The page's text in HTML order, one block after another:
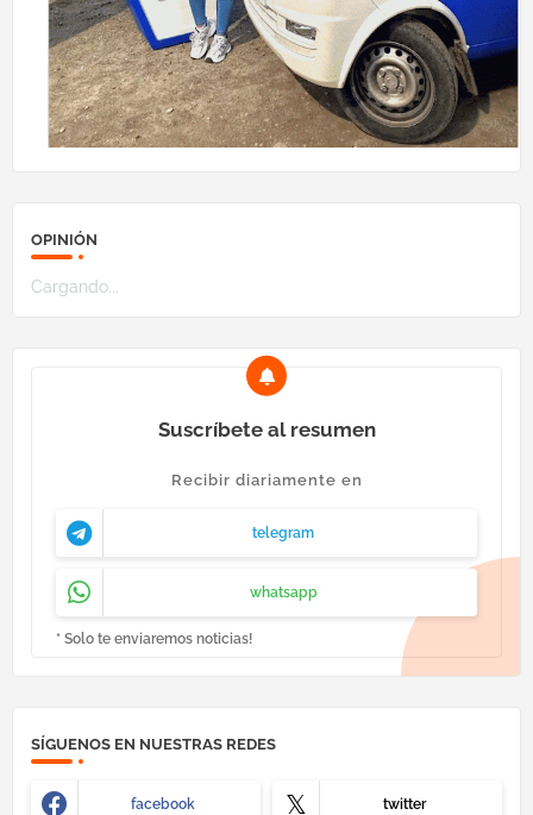
OPINIÓN
Cargando...
Suscríbete al resumen
Recibir diariamente en
telegram
whatsapp
* Solo te enviaremos noticias!
SÍGUENOS EN NUESTRAS REDES
facebook twitter